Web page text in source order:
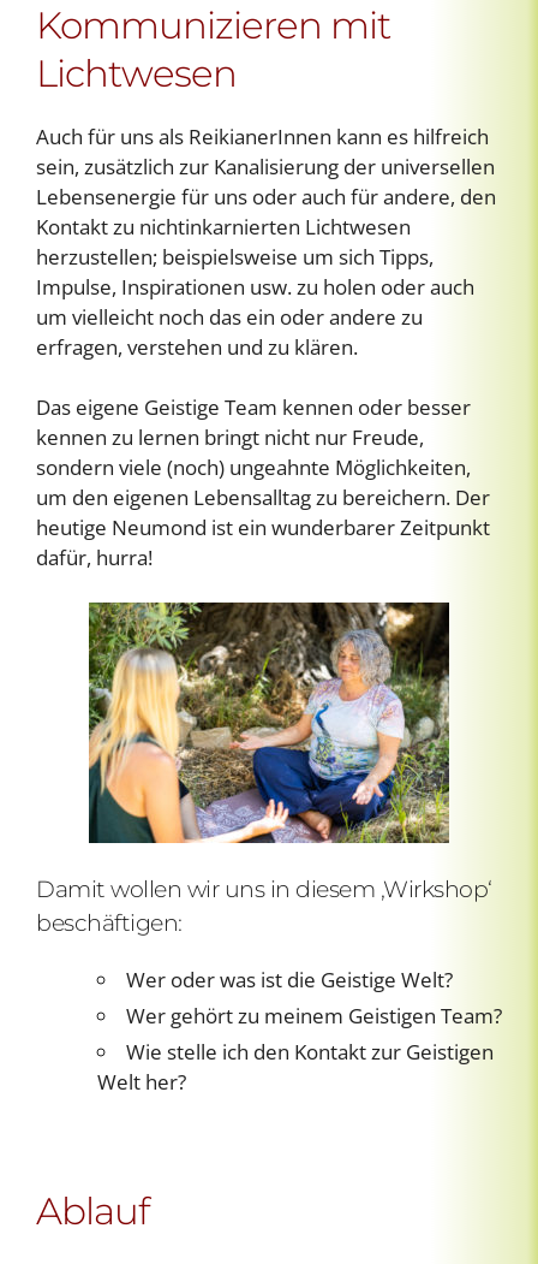
Kommunizieren mit
Lichtwesen
Auch für uns als ReikianerInnen kann es hilfreich
sein, zusätzlich zur Kanalisierung der universellen
Lebensenergie für uns oder auch für andere, den
Kontakt zu nichtinkarnierten Lichtwesen
herzustellen; beispielsweise um sich Tipps,
Impulse, Inspirationen usw. zu holen oder auch
um vielleicht noch das ein oder andere zu
erfragen, verstehen und zu klären.
Das eigene Geistige Team kennen oder besser
kennen zu lernen bringt nicht nur Freude,
sondern viele (noch) ungeahnte Möglichkeiten,
um den eigenen Lebensalltag zu bereichern. Der
heutige Neumond ist ein wunderbarer Zeitpunkt
dafür, hurra!
Damit wollen wir uns in diesem ‚Wirkshop‘
beschäftigen:
Wer oder was ist die Geistige Welt?
Wer gehört zu meinem Geistigen Team?
Wie stelle ich den Kontakt zur Geistigen
Welt her?
Ablauf